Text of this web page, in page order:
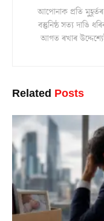
আপোনাক প্ৰতি
বস্তুনিষ্ঠ সত্য দাঙি
আগত ৰখাৰ
Related Posts